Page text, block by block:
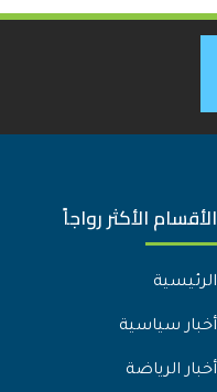
الأقسام الأكثر رواجاً
الرئيسية
أخبار سياسية
أخبار الرياضة